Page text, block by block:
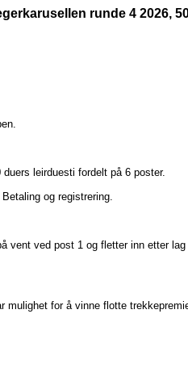
runde 4 2026,
leirduesti fordelt på 6 poster.
og registrering.
vent ved post 1 og fletter inn etter
mulighet for å vinne flotte